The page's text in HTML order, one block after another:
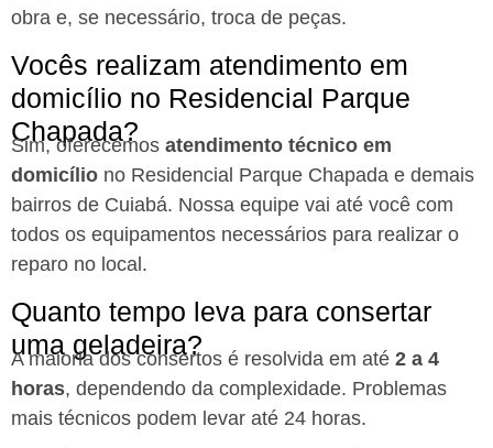
obra e, se necessário, troca de peças.
Vocês realizam atendimento em
domicílio no Residencial Parque
Chapada?
Sim, oferecemos atendimento técnico em
domicílio no Residencial Parque Chapada e demais
bairros de Cuiabá. Nossa equipe vai até você com
todos os equipamentos necessários para realizar o
reparo no local.
Quanto tempo leva para consertar
uma geladeira?
A maioria dos consertos é resolvida em até 2 a 4
horas, dependendo da complexidade. Problemas
mais técnicos podem levar até 24 horas.